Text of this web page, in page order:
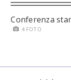
Conferenza
4 FOTO